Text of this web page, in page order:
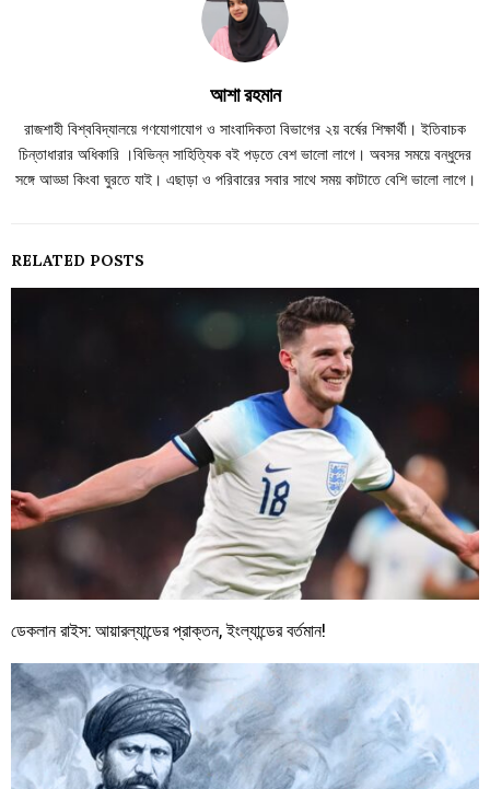
আশা রহমান
রাজশাহী বিশ্ববিদ্যালয়ে গণযোগাযোগ ও সাংবাদিকতা বিভাগের ২য় বর্ষের শিক্ষার্থী। ইতিবাচক
চিন্তাধারার অধিকারি ।বিভিন্ন সাহিত্যিক বই পড়তে বেশ ভালো লাগে। অবসর সময়ে বন্ধুদের
সঙ্গে আড্ডা কিংবা ঘুরতে যাই। এছাড়া ও পরিবারের সবার সাথে সময় কাটাতে বেশি ভালো লাগে।
RELATED POSTS
ডেকলান রাইস: আয়ারল্যান্ডের প্রাক্তন, ইংল্যান্ডের বর্তমান!